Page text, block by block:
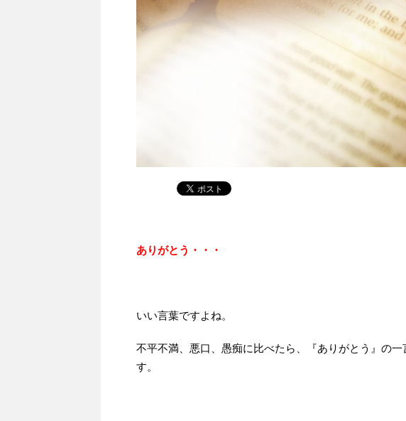
ありがとう・・・
いい言葉ですよね。
不平不満、悪口、愚痴に比べたら、『ありがとう』の
す。